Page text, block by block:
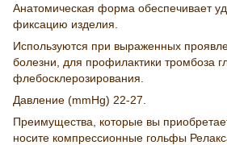
Анатомическая форма обеспечивает
фиксацию изделия.
Используются при выраженных
болезни, для профилактики тромбоза
флебосклерозирования.
Давление (mmHg) 22-27.
Преимущества, которые вы
носите компрессионные гольфы